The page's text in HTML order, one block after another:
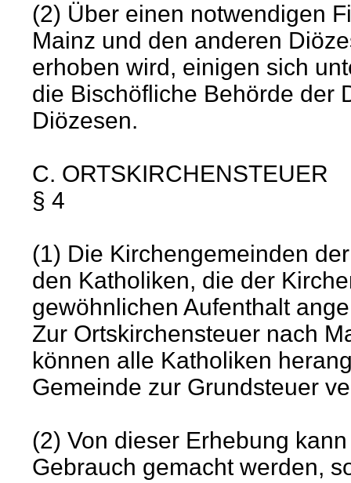
(2) Über einen notwendigen
Mainz und den anderen
erhoben wird, einigen sich
die Bischöfliche Behörde der
Diözesen.
C. ORTSKIRCHENSTEUER
§ 4
(1) Die Kirchengemeinden
den Katholiken, die der
gewöhnlichen Aufenthalt
Zur Ortskirchensteuer nach
können alle Katholiken
Gemeinde zur Grundsteuer
(2) Von dieser Erhebung
Gebrauch gemacht werden,